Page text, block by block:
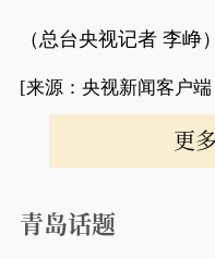
（总台央视记者 李峥）
[来源：央视新闻客户
更多
青岛话题